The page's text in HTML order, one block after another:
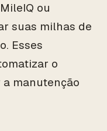
ou
suas milhas de
Esses
o
manutenção